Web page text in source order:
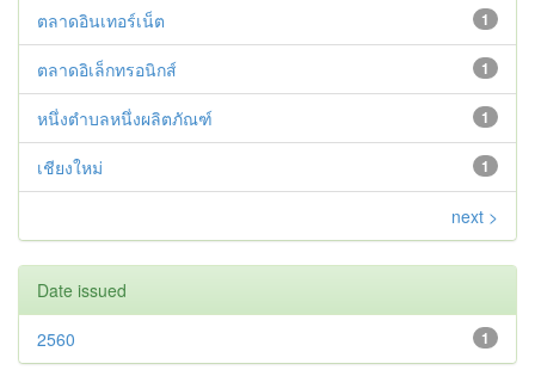
1
ตลาดอินเทอร์เน็ต
1
ตลาดอิเล็กทรอนิกส์
1
หนึ่งตำบลหนึ่งผลิตภัณฑ์
1
เชียงใหม่
next >
Date issued
1
2560